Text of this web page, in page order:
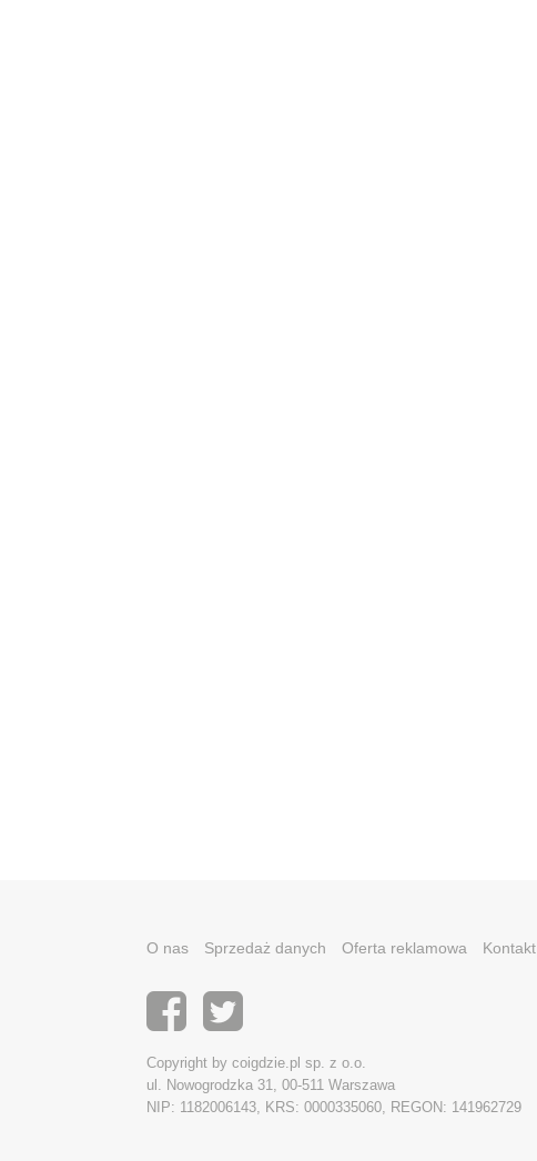
O nas Sprzedaż danych Oferta reklamowa Kontakt
Copyright by coigdzie.pl sp. z o.o.
ul. Nowogrodzka 31, 00-511 Warszawa
NIP: 1182006143, KRS: 0000335060, REGON: 141962729